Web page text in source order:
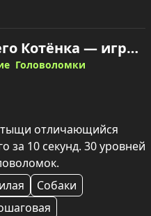
Найди Лишнего Котёнка — играть онлайн
Головоломки
отличающийся
за 10 секунд. 30 уровней
Собаки